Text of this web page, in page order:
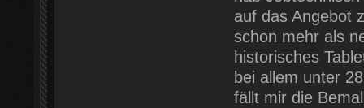
auf das Angebot
schon mehr als
historisches
bei allem unter
fällt mir die